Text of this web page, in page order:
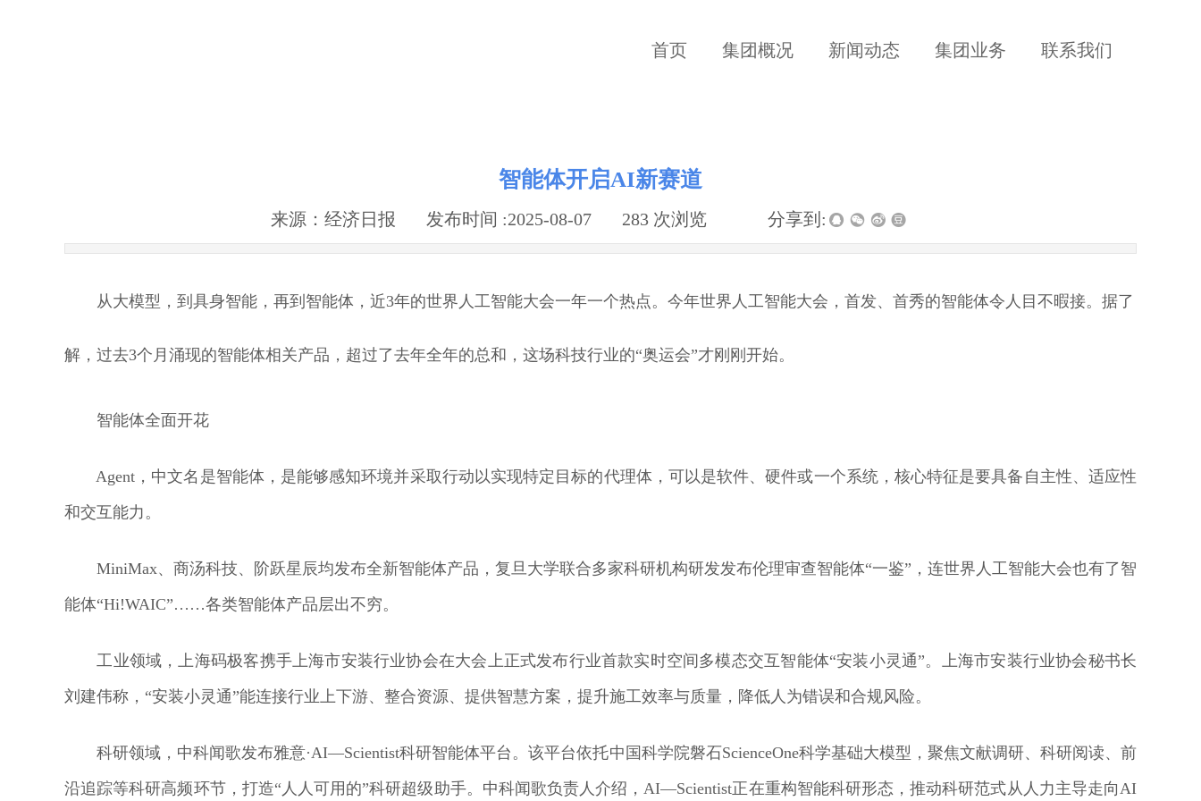
首页 集团概况 新闻动态 集团业务 联系我们
智能体开启AI新赛道
来源： 经济日报 发布时间 :2025-08-07 283 次浏览 分享到:
从大模型，到具身智能，再到智能体，近3年的世界人工智能大会一年一个热点。今年世界人工智能大会，首发、首秀的智能体令人目不暇接。据了
解，过去3个月涌现的智能体相关产品，超过了去年全年的总和，这场科技行业的“奥运会”才刚刚开始。
智能体全面开花
Agent，中文名是智能体，是能够感知环境并采取行动以实现特定目标的代理体，可以是软件、硬件或一个系统，核心特征是要具备自主性、适应性
和交互能力。
MiniMax、商汤科技、阶跃星辰均发布全新智能体产品，复旦大学联合多家科研机构研发发布伦理审查智能体“一鉴”，连世界人工智能大会也有了智
能体“Hi!WAIC”……各类智能体产品层出不穷。
工业领域，上海码极客携手上海市安装行业协会在大会上正式发布行业首款实时空间多模态交互智能体“安装小灵通”。上海市安装行业协会秘书长
刘建伟称，“安装小灵通”能连接行业上下游、整合资源、提供智慧方案，提升施工效率与质量，降低人为错误和合规风险。
科研领域，中科闻歌发布雅意·AI—Scientist科研智能体平台。该平台依托中国科学院磐石ScienceOne科学基础大模型，聚焦文献调研、科研阅读、前
沿追踪等科研高频环节，打造“人人可用的”科研超级助手。中科闻歌负责人介绍，AI—Scientist正在重构智能科研形态，推动科研范式从人力主导走向AI